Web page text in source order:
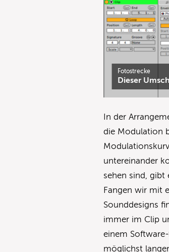
Fotostrecke
Dieser
In der
die Modulation
untereinander
sehen sind, gibt
Fangen wir mit
Sounddesigns
immer im Clip
einem
möglichst